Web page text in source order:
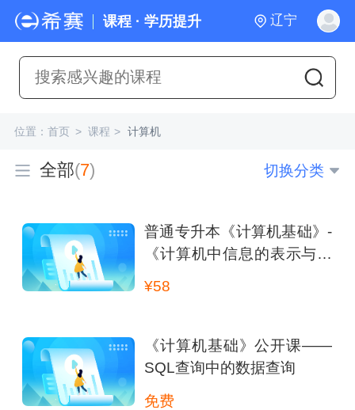
课程 · 学历提升 辽宁
位置： 首页 > 课程 > 计算机
全部(7) 切换分类
普通专升本《计算机基础》-
《计算机中信息的表示与编
¥58
《计算机基础》公开课——
SQL查询中的数据查询
免费